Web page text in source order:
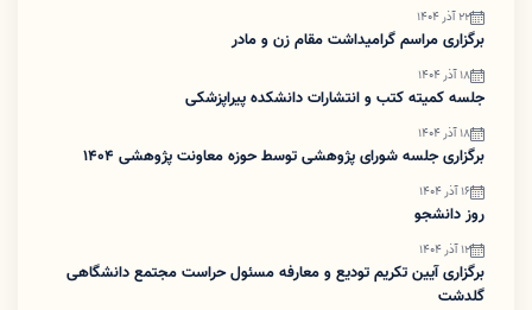
22 آذر 1404
برگزاری مراسم گرامیداشت مقام زن و مادر
18 آذر 1404
جلسه کمیته کتب و انتشارات دانشکده پیراپزشکی
18 آذر 1404
برگزاری جلسه شورای پژوهشی توسط حوزه معاونت پژوهشی ۱۴۰۴
16 آذر 1404
روز دانشجو
12 آذر 1404
برگزاری آیین تکریم تودیع و معارفه مسئول حراست مجتمع دانشگاهی
گلدشت